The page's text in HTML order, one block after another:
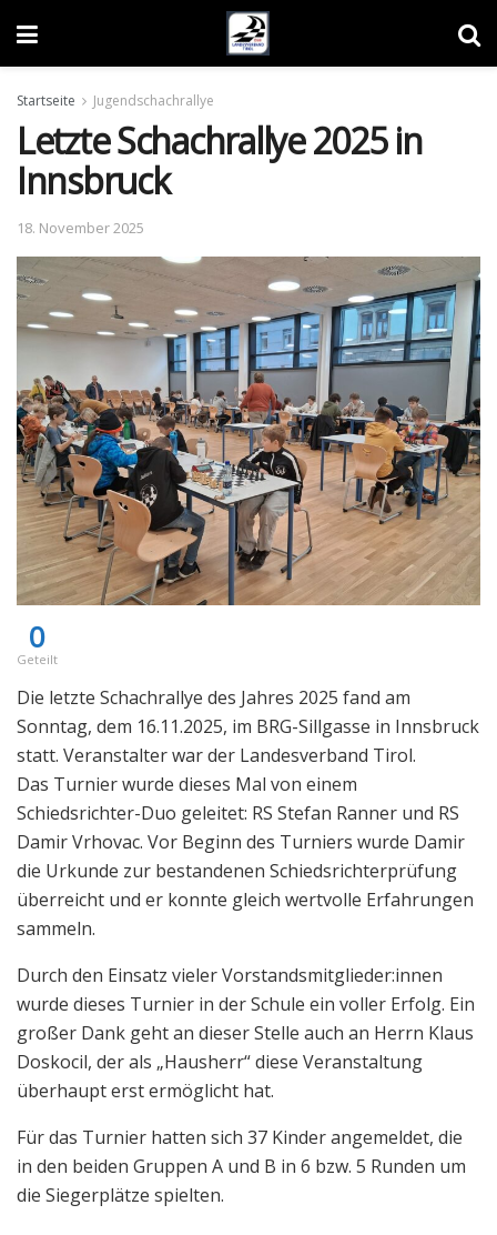
Startseite Jugendschachrallye
Letzte Schachrallye 2025 in
Innsbruck
18. November 2025
0
Geteilt
Die letzte Schachrallye des Jahres 2025 fand am
Sonntag, dem 16.11.2025, im BRG-Sillgasse in Innsbruck
statt. Veranstalter war der Landesverband Tirol.
Das Turnier wurde dieses Mal von einem
Schiedsrichter-Duo geleitet: RS Stefan Ranner und RS
Damir Vrhovac. Vor Beginn des Turniers wurde Damir
die Urkunde zur bestandenen Schiedsrichterprüfung
überreicht und er konnte gleich wertvolle Erfahrungen
sammeln.
Durch den Einsatz vieler Vorstandsmitglieder:innen
wurde dieses Turnier in der Schule ein voller Erfolg. Ein
großer Dank geht an dieser Stelle auch an Herrn Klaus
Doskocil, der als „Hausherr“ diese Veranstaltung
überhaupt erst ermöglicht hat.
Für das Turnier hatten sich 37 Kinder angemeldet, die
in den beiden Gruppen A und B in 6 bzw. 5 Runden um
die Siegerplätze spielten.